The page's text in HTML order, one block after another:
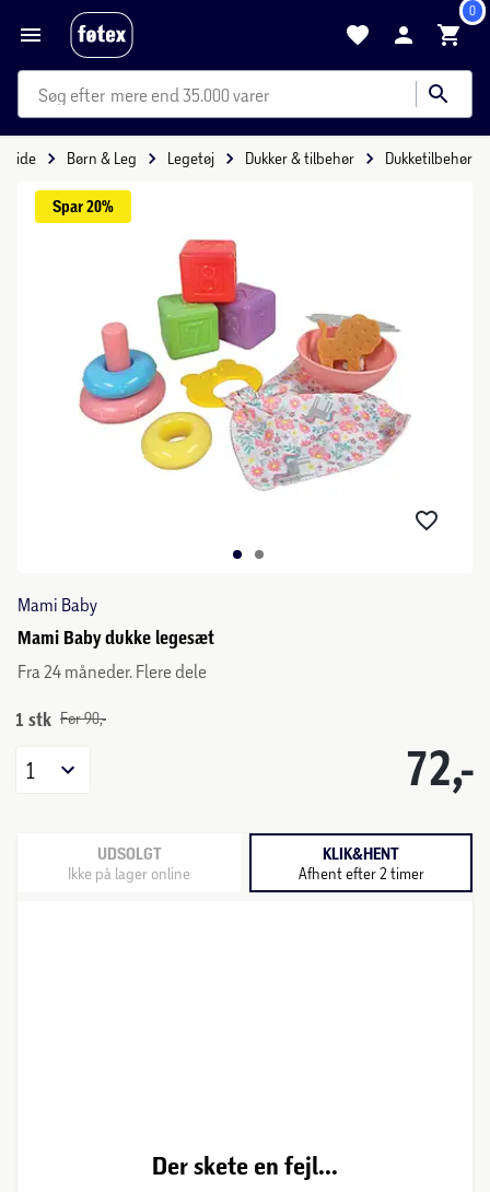
0
mere end 35.000 varer
Børn & Leg Legetøj Dukker & tilbehør Dukketilbehør
Spar 20%
Mami Baby
Mami Baby dukke legesæt
Fra 24 måneder. Flere dele
1 stk Før 90,-
72,-
1
UDSOLGT
Ikke på lager online
KLIK&HENT
Afhent efter 2 timer
Der skete en fejl...